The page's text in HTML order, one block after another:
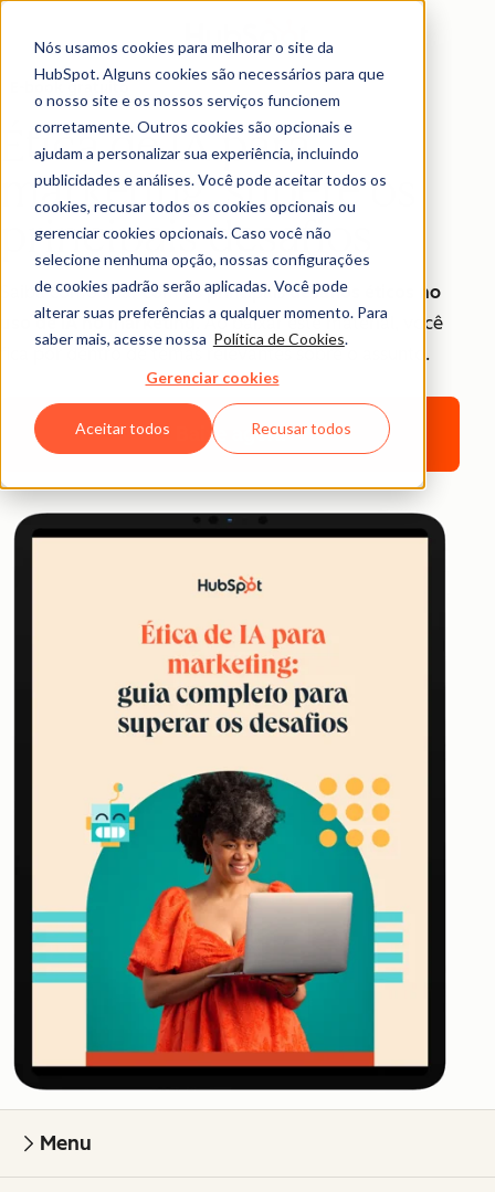
Nós usamos cookies para melhorar o site da
HubSpot. Alguns cookies são necessários para que
o nosso site e os nossos serviços funcionem
corretamente. Outros cookies são opcionais e
ajudam a personalizar sua experiência, incluindo
publicidades e análises. Você pode aceitar todos os
cookies, recusar todos os cookies opcionais ou
gerenciar cookies opcionais. Caso você não
selecione nenhuma opção, nossas configurações
de cookies padrão serão aplicadas. Você pode
alterar suas preferências a qualquer momento. Para
saber mais, acesse nossa Política de Cookies.
Gerenciar cookies
Aceitar todos Recusar todos
E-book gratuito
Ética de IA para
marketing: supere os
principais desafios
Saiba como lidar com os principaisdesafios éticos no
uso de IA no marketing. Ao baixar este material, você
fica por dentro de temas relevantes sobre o assunto.
Baixe agora
Menu